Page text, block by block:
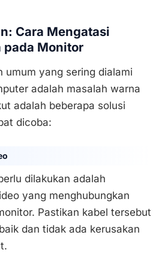
Cara Mengatasi
pada Monitor
umum yang sering dialami
adalah masalah warna
adalah beberapa solusi
dicoba:
dilakukan adalah
yang menghubungkan
Pastikan kabel tersebut
dan tidak ada kerusakan